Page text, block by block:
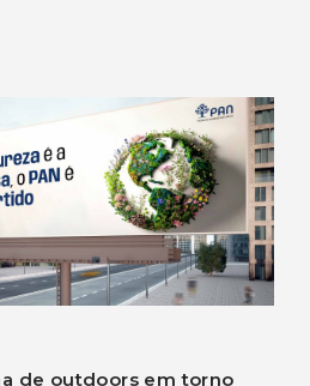
de outdoors em torno